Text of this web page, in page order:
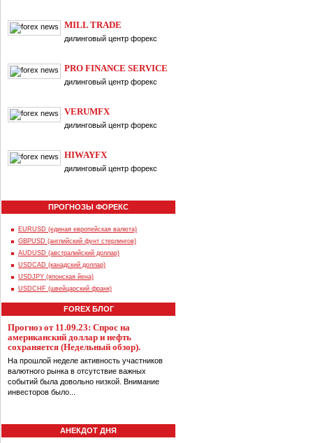
MILL TRADE
дилинговый центр форекс
PRO FINANCE SERVICE
дилинговый центр форекс
VERUMFX
дилинговый центр форекс
HIWAYFX
дилинговый центр форекс
ПРОГНОЗЫ ФОРЕКС
EURUSD (единая европейская валюта)
GBPUSD (английский фунт стерлингов)
AUDUSD (австралийский доллар)
USDCAD (канадский доллар)
USDJPY (японская йена)
USDCHF (швейцарский франк)
FOREX БЛОГ
Прогноз от 11.09.23: Спрос на
американский доллар и нефть
сохраняется (Недельный обзор).
На прошлой неделе активность участников
валютного рынка в отсутствие важных
событий была довольно низкой. Внимание
инвесторов было...
АНЕКДОТ ДНЯ